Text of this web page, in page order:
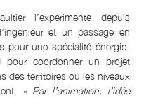
l’expérimente depuis
et un passage en
pour une spécialité énergie-
pour coordonner un projet
des territoires où les niveaux
« Par l’animation, l’idée